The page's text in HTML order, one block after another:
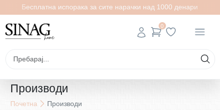
Бесплатна испорака за сите нарачки над 1000 денари
0
Производи
Почетна Производи